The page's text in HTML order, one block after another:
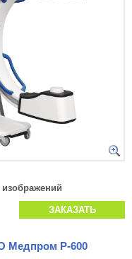
ЗАКАЗАТЬ
Медпром Р-600